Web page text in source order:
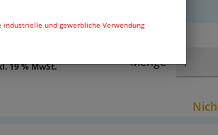
und gewerbliche Verwendung
€
19 % MwSt. Menge